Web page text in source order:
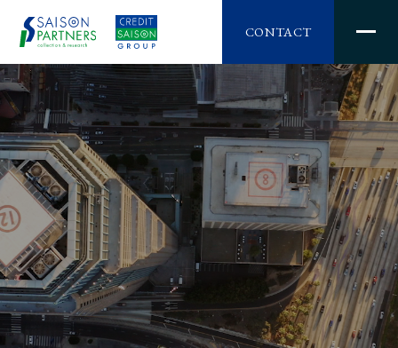
Message
About
Partner
CONTACT